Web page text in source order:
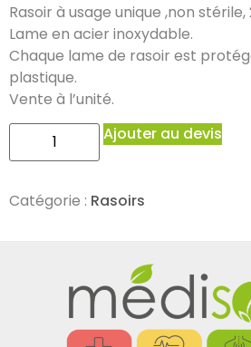
Rasoir à usage unique ,non stérile,
Lame en acier inoxydable.
Chaque lame de rasoir est
plastique.
Vente à l’unité.
Ajouter au devis
Catégorie : Rasoirs